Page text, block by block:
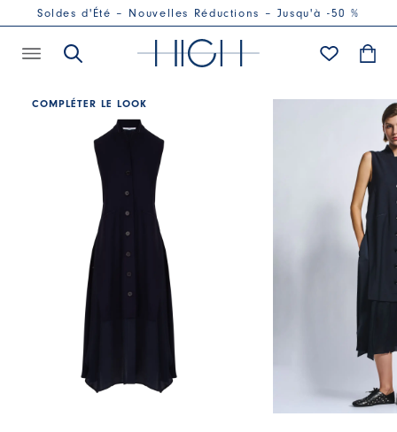
Soldes d'Été – Nouvelles Réductions – Jusqu'à -50 %
COMPLÉTER LE LOOK